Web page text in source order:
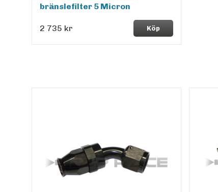
bränslefilter 5 Micron
2 735 kr Köp